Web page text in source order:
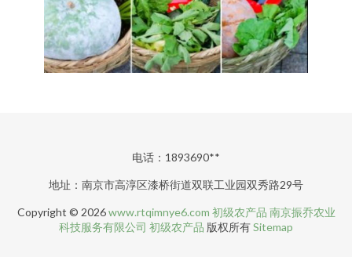
电话：1893690**
地址：南京市高淳区漆桥街道双联工业园双秀路29号
Copyright © 2026www.rtqimnye6.com 初级农产品 南京振乔农业
科技服务有限公司 初级农产品 版权所有Sitemap